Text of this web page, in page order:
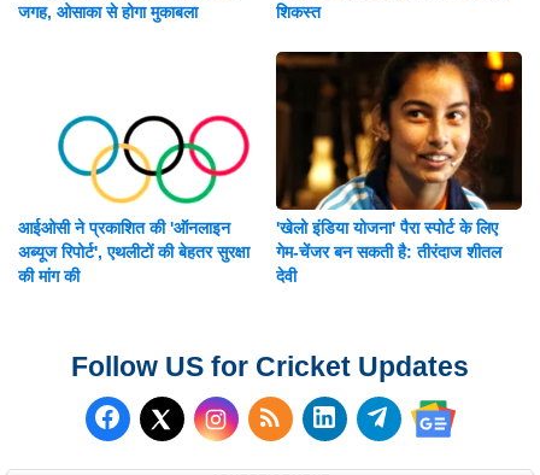
जगह, ओसाका से होगा मुकाबला
शिकस्त
आईओसी ने प्रकाशित की 'ऑनलाइन
अब्यूज रिपोर्ट', एथलीटों की बेहतर सुरक्षा
की मांग की
'खेलो इंडिया योजना' पैरा स्पोर्ट के लिए
गेम-चेंजर बन सकती है: तीरंदाज शीतल
देवी
Follow US for Cricket Updates
Follow us on Facebook
Follow us on X (Twitter)
Subscribe to our RSS
Follow us on
Follow us on
Follow us